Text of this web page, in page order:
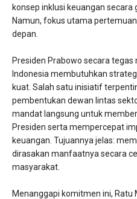
konsep inklusi keuangan secara
Namun, fokus utama
depan.
​Presiden Prabowo secara
Indonesia membutuhkan
kuat. Salah satu inisiatif
pembentukan dewan lintas
mandat langsung untuk
Presiden serta mempercepat
keuangan. Tujuannya jelas:
dirasakan manfaatnya secara
masyarakat.
​Menanggapi komitmen ini,